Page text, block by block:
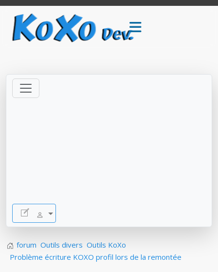
forum Outils divers Outils KoXo
Problème écriture KOXO profil lors de la remontée